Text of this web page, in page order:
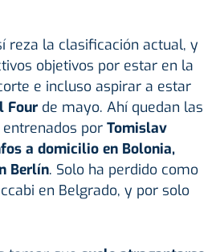
reza la clasificación actual, y
objetivos por estar en la
e incluso aspirar a estar
Four de mayo. Ahí quedan las
por Tomislav
a domicilio en Bolonia,
Berlín. Solo ha perdido como
en Belgrado, y por solo